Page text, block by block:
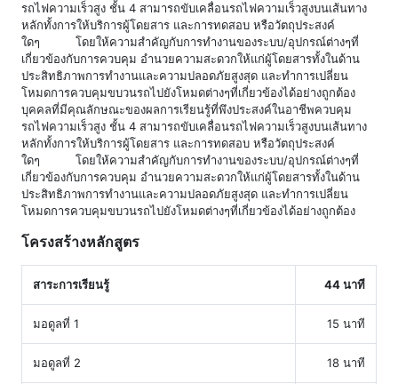
รถไฟความเร็วสูง ชั้น 4 สามารถขับเคลื่อนรถไฟความเร็วสูงบนเส้นทาง
หลักทั้งการให้บริการผู้โดยสาร และการทดสอบ หรือวัตถุประสงค์
ใดๆ โดยให้ความสำคัญกับการทำงานของระบบ/อุปกรณ์ต่างๆที่
เกี่ยวข้องกับการควบคุม อำนวยความสะดวกให้แก่ผู้โดยสารทั้งในด้าน
ประสิทธิภาพการทำงานและความปลอดภัยสูงสุด และทำการเปลี่ยน
โหมดการควบคุมขบวนรถไปยังโหมดต่างๆที่เกี่ยวข้องได้อย่างถูกต้อง
บุคคลที่มีคุณลักษณะของผลการเรียนรู้ที่พึงประสงค์ในอาชีพควบคุม
รถไฟความเร็วสูง ชั้น 4 สามารถขับเคลื่อนรถไฟความเร็วสูงบนเส้นทาง
หลักทั้งการให้บริการผู้โดยสาร และการทดสอบ หรือวัตถุประสงค์
ใดๆ โดยให้ความสำคัญกับการทำงานของระบบ/อุปกรณ์ต่างๆที่
เกี่ยวข้องกับการควบคุม อำนวยความสะดวกให้แก่ผู้โดยสารทั้งในด้าน
ประสิทธิภาพการทำงานและความปลอดภัยสูงสุด และทำการเปลี่ยน
โหมดการควบคุมขบวนรถไปยังโหมดต่างๆที่เกี่ยวข้องได้อย่างถูกต้อง
โครงสร้างหลักสูตร
สาระการเรียนรู้ 44 นาที
มอดูลที่ 1 15 นาที
มอดูลที่ 2 18 นาที